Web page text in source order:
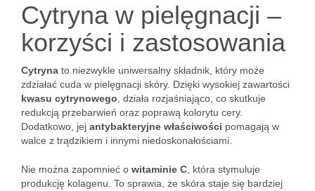
Cytryna w pielęgnacji –
korzyści i zastosowania
Cytryna to niezwykle uniwersalny składnik, który może
zdziałać cuda w pielęgnacji skóry. Dzięki wysokiej zawartości
kwasu cytrynowego , działa rozjaśniająco, co skutkuje
redukcją przebarwień oraz poprawą kolorytu cery.
Dodatkowo, jej antybakteryjne właściwości pomagają w
walce z trądzikiem i innymi niedoskonałościami.
Nie można zapomnieć o witaminie C , która stymuluje
produkcję kolagenu. To sprawia, że skóra staje się bardziej